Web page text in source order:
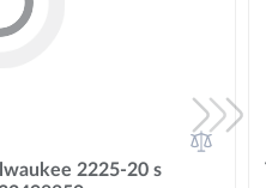
2225-20 s